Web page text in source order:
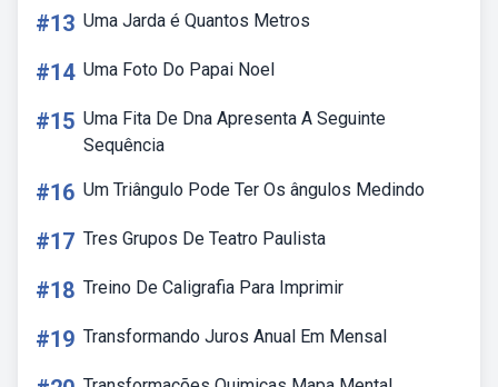
#13 Uma Jarda é Quantos Metros
#14 Uma Foto Do Papai Noel
#15 Uma Fita De Dna Apresenta A Seguinte
Sequência
#16 Um Triângulo Pode Ter Os ângulos Medindo
#17 Tres Grupos De Teatro Paulista
#18 Treino De Caligrafia Para Imprimir
#19 Transformando Juros Anual Em Mensal